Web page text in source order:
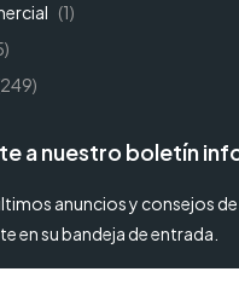
(1)
a nuestro boletín
anuncios y consejos
en su bandeja de entrada.